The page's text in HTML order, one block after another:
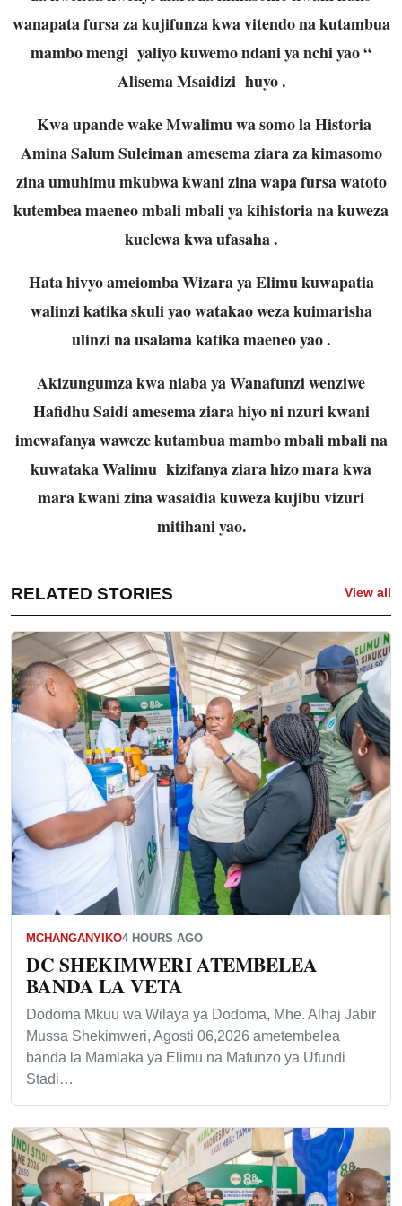
wanapata fursa za kujifunza kwa vitendo na kutambua
mambo mengi yaliyo kuwemo ndani ya nchi yao “
Alisema Msaidizi huyo .
Kwa upande wake Mwalimu wa somo la Historia
Amina Salum Suleiman amesema ziara za kimasomo
zina umuhimu mkubwa kwani zina wapa fursa watoto
kutembea maeneo mbali mbali ya kihistoria na kuweza
kuelewa kwa ufasaha .
Hata hivyo ameiomba Wizara ya Elimu kuwapatia
walinzi katika skuli yao watakao weza kuimarisha
ulinzi na usalama katika maeneo yao .
Akizungumza kwa niaba ya Wanafunzi wenziwe
Hafidhu Saidi amesema ziara hiyo ni nzuri kwani
imewafanya waweze kutambua mambo mbali mbali na
kuwataka Walimu kizifanya ziara hizo mara kwa
mara kwani zina wasaidia kuweza kujibu vizuri
mitihani yao.
RELATED STORIES View all
MCHANGANYIKO4 HOURS AGO
DC SHEKIMWERI ATEMBELEA
BANDA LA VETA
Dodoma Mkuu wa Wilaya ya Dodoma, Mhe. Alhaj Jabir
Mussa Shekimweri, Agosti 06,2026 ametembelea
banda la Mamlaka ya Elimu na Mafunzo ya Ufundi
Stadi…